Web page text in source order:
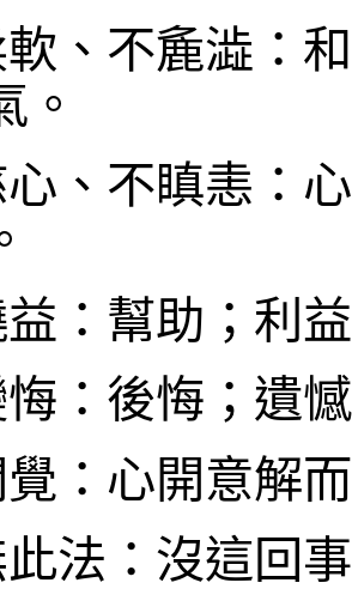
、不麁澁：
。
、不瞋恚：
：幫助；利
：後悔；遺
覺：心開意解
法：沒這回